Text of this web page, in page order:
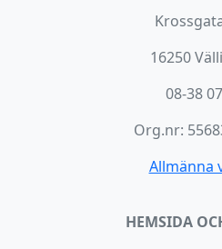
16250
08-38
Org.nr:
Allmänna
HEMSIDA